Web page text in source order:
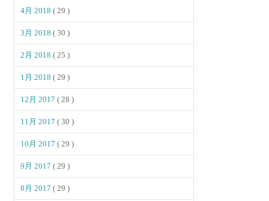
4月 2018( 29 )
3月 2018( 30 )
2月 2018( 25 )
1月 2018( 29 )
12月 2017( 28 )
11月 2017( 30 )
10月 2017( 29 )
9月 2017( 29 )
8月 2017( 29 )